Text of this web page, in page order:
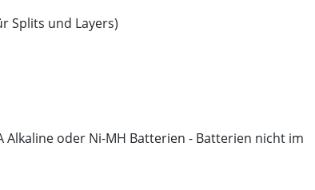
Splits und Layers)
oder Ni-MH Batterien - Batterien nicht im